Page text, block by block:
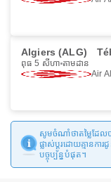
Algiers (ALG)
ពុធ 5 សីហា តាមដាន
Air
សូមចំណាំថាតម្លៃដែល
ផ្លាស់ប្តូរដោយគ្មាន
បច្ចុប្បន្នបំផុត។